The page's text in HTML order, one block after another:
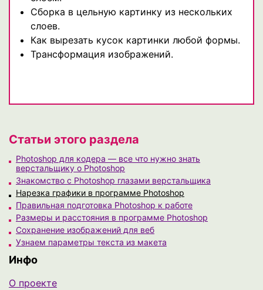
Сборка в цельную картинку из нескольких
слоев.
Как вырезать кусок картинки любой формы.
Трансформация изображений.
Статьи этого раздела
Photoshop для кодера — все что нужно знать
верстальщику о Photoshop
Знакомство с Photoshop глазами верстальщика
Нарезка графики в программе Photoshop
Правильная подготовка Photoshop к работе
Размеры и расстояния в программе Photoshop
Сохранение изображений для веб
Узнаем параметры текста из макета
Инфо
О проекте